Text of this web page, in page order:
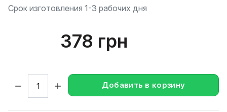
Срок изготовления 1-3 рабочих дня
378 грн
Добавить в корзину